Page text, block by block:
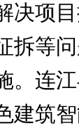
决项
拆等
。连
建筑